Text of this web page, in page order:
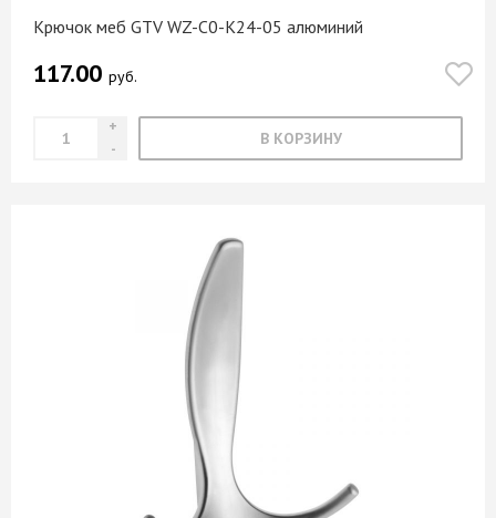
Крючок меб GTV WZ-C0-K24-05 алюминий
117.00 руб.
В КОРЗИНУ